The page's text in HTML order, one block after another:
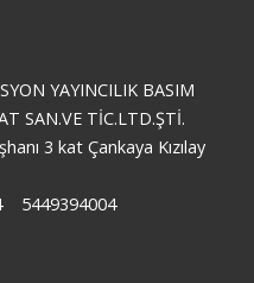
YAYINCILIK BASIM
SAN.VE TİC.LTD.ŞTİ.
3 kat Çankaya Kızılay
5449394004